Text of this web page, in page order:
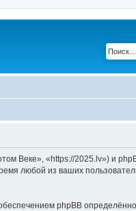
Веке», «https://2025.lv») и
любой из ваших
phpBB